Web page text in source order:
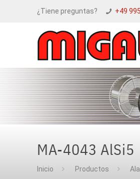
¿Tiene preguntas? +49
MA-4043 AlSi5
Inicio Productos